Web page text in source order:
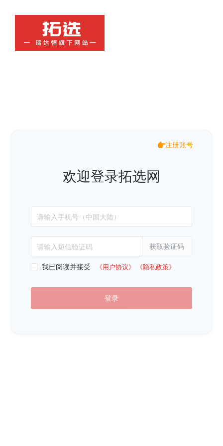
注册账号
欢迎登录拓选网
请输入手机号（中国大陆）
请输入短信验证码 获取验证码
我已阅读并接受 《用户协议》 《隐私政策》
登录